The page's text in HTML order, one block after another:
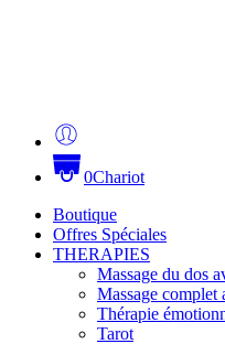
0Chariot
Boutique
Offres Spéciales
THERAPIES
Massage du dos
Massage complet
Thérapie
Tarot